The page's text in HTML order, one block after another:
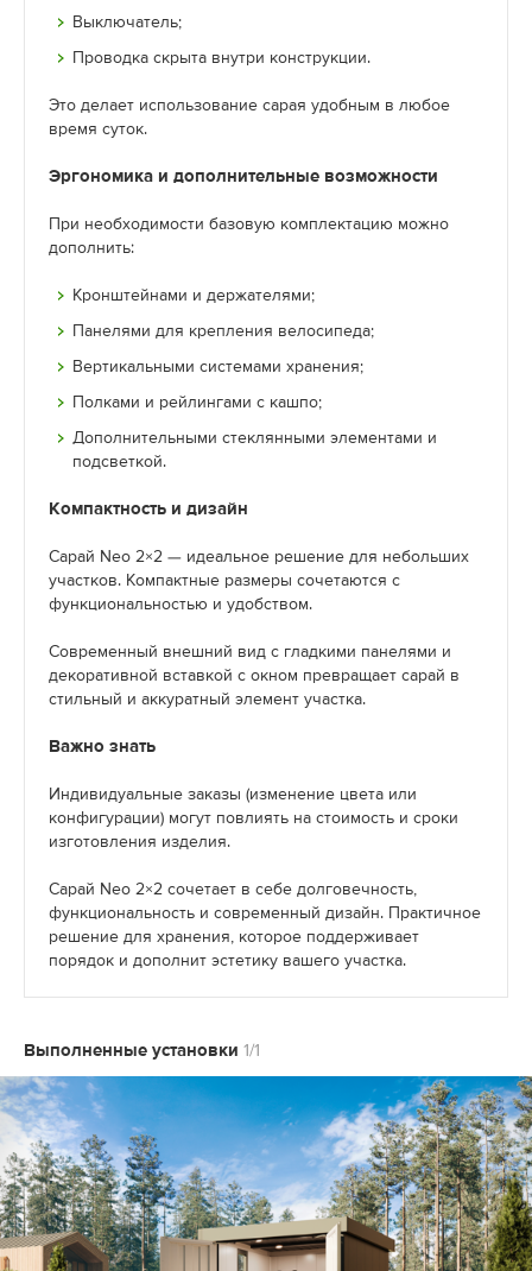
Выключатель;
Проводка скрыта внутри конструкции.
Это делает использование сарая удобным в любое
время суток.
Эргономика и дополнительные возможности
При необходимости базовую комплектацию можно
дополнить:
Кронштейнами и держателями;
Панелями для крепления велосипеда;
Вертикальными системами хранения;
Полками и рейлингами с кашпо;
Дополнительными стеклянными элементами и
подсветкой.
Компактность и дизайн
Сарай Neo 2×2 — идеальное решение для небольших
участков. Компактные размеры сочетаются с
функциональностью и удобством.
Современный внешний вид с гладкими панелями и
декоративной вставкой с окном превращает сарай в
стильный и аккуратный элемент участка.
Важно знать
Индивидуальные заказы (изменение цвета или
конфигурации) могут повлиять на стоимость и сроки
изготовления изделия.
Сарай Neo 2×2 сочетает в себе долговечность,
функциональность и современный дизайн. Практичное
решение для хранения, которое поддерживает
порядок и дополнит эстетику вашего участка.
Выполненные установки 1/1